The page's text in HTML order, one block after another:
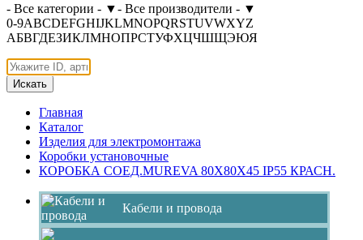
- Все категории - ▼- Все производители - ▼
0-9ABCDEFGHIJKLMNOPQRSTUVWXYZ
АБВГДЕЗИКЛМНОПРСТУФХЦЧШЩЭЮЯ
Искать
Главная
Каталог
Изделия для электромонтажа
Коробки установочные
КОРОБКА СОЕД.MUREVA 80Х80Х45 IP55 КРАСН.
Кабели и провода